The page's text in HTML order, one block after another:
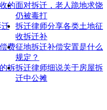
的面对拆迁，老人跪地求饶
仍被毒打
迁
拆迁律师分享各类土地征
收拆迁补
费征地拆迁补偿安置是什么
规定？
拆拆迁律师细说关于房屋拆
迁中公摊